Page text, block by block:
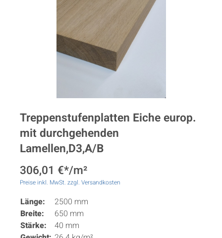
Treppenstufenplatten Eiche europ.
mit durchgehenden
Lamellen,D3,A/B
306,01 €*/m²
Preise inkl. MwSt. zzgl. Versandkosten
Länge:
2500 mm
Breite:
650 mm
Stärke:
40 mm